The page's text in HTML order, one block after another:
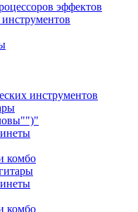
эффектов
инструментов
комбо
комбо